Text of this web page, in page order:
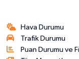
Hava Durumu
Trafik Durumu
Puan Durumu ve